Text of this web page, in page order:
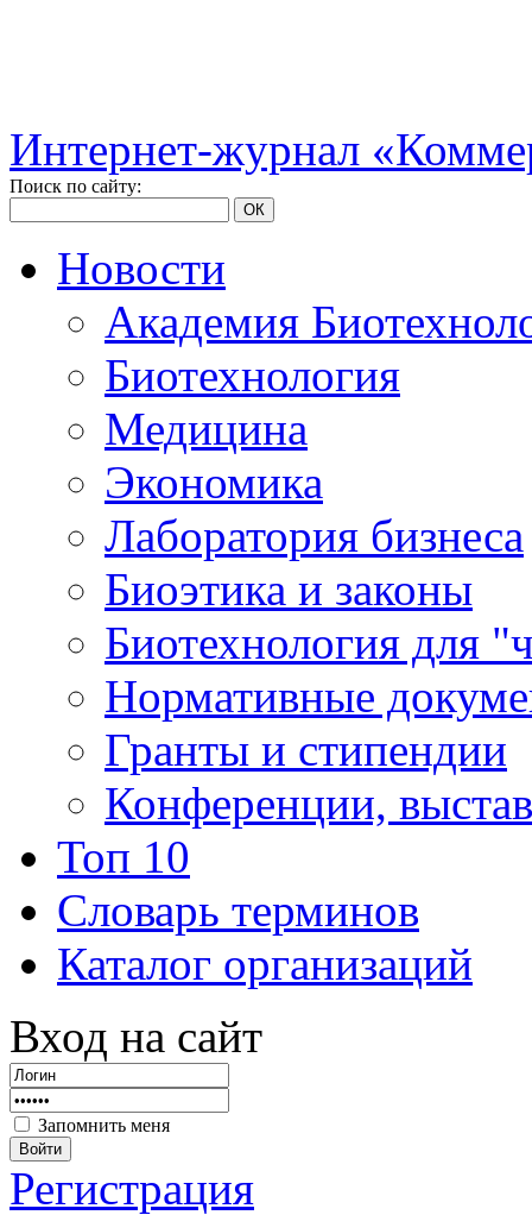
Интернет-журнал
Поиск по сайту:
ОК
Новости
Академия
Биотехнология
Медицина
Экономика
Лаборатория бизнеса
Биоэтика и законы
Биотехнология для
Нормативные
Гранты и стипендии
Конференции,
Топ 10
Словарь терминов
Каталог организаций
Вход на сайт
Запомнить меня
Войти
Регистрация